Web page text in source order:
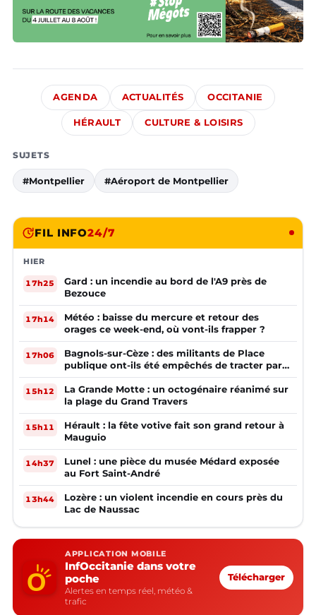
AGENDA ACTUALITÉS OCCITANIE
HÉRAULT CULTURE & LOISIRS
SUJETS
#Montpellier #Aéroport de Montpellier
FIL INFO24/7
HIER
17h25
Gard : un incendie au bord de l'A9 près de
Bezouce
17h14
Météo : baisse du mercure et retour des
orages ce week-end, où vont-ils frapper ?
17h06
Bagnols-sur-Cèze : des militants de Place
publique ont-ils été empêchés de tracter par
la mairie ?
15h12
La Grande Motte : un octogénaire réanimé sur
la plage du Grand Travers
15h11
Hérault : la fête votive fait son grand retour à
Mauguio
14h37
Lunel : une pièce du musée Médard exposée
au Fort Saint-André
13h44
Lozère : un violent incendie en cours près du
Lac de Naussac
APPLICATION MOBILE
InfOccitanie dans votre
poche
Alertes en temps réel, météo &
trafic
Télécharger